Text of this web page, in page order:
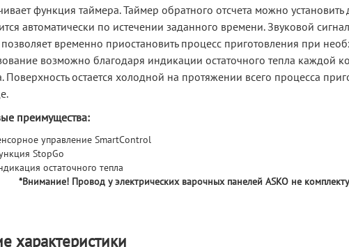
функция таймера. Таймер обратного отсчета можно
автоматически по истечении заданного времени. Звуковой
временно приостановить процесс приготовления при
возможно благодаря индикации остаточного тепла каждой
Поверхность остается холодной на протяжении всего процесса
преимущества:
управление SmartControl
StopGo
остаточного тепла
*Внимание! Провод у электрических варочных панелей ASKO не
характеристики